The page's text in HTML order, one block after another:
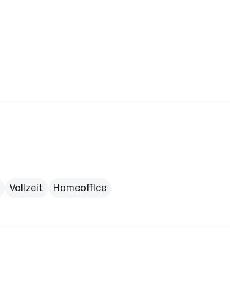
Vollzeit Homeoffice